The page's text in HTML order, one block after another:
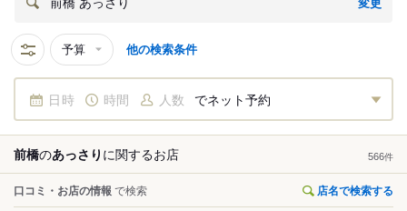
前橋 あっさり
予算 他の検索条件
日時 時間 人数 でネット予約
前橋のあっさり に関するお店 566件
口コミ・お店の情報 で検索 店名で検索する